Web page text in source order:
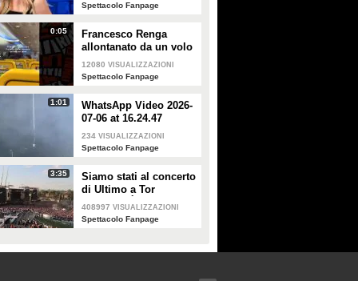
Spettacolo Fanpage
0:05
Francesco Renga
allontanato da un volo
Ryanair dopo una
discussione con gli
12080 VISUALIZZAZIONI
Spettacolo Fanpage
1:01
WhatsApp Video 2026-
07-06 at 16.24.47
234 VISUALIZZAZIONI
Spettacolo Fanpage
3:35
Siamo stati al concerto
di Ultimo a Tor
Vergata: "È il giorno
che aspettavo, questa è
408997 VISUALIZZAZIONI
Spettacolo Fanpage